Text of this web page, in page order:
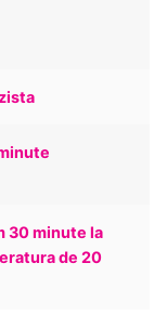
30 minute la
de 20